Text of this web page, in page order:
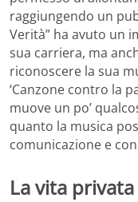
raggiungendo un
Verità” ha avuto un
sua carriera, ma
riconoscere la sua
‘Canzone contro la
muove un po’
quanto la musica
comunicazione e
La vita